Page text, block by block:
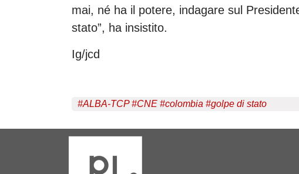
mai, né ha il potere, indagare sul
stato”, ha insistito.
Ig/jcd
#ALBA-TCP#CNE #colombia #golpe di stato